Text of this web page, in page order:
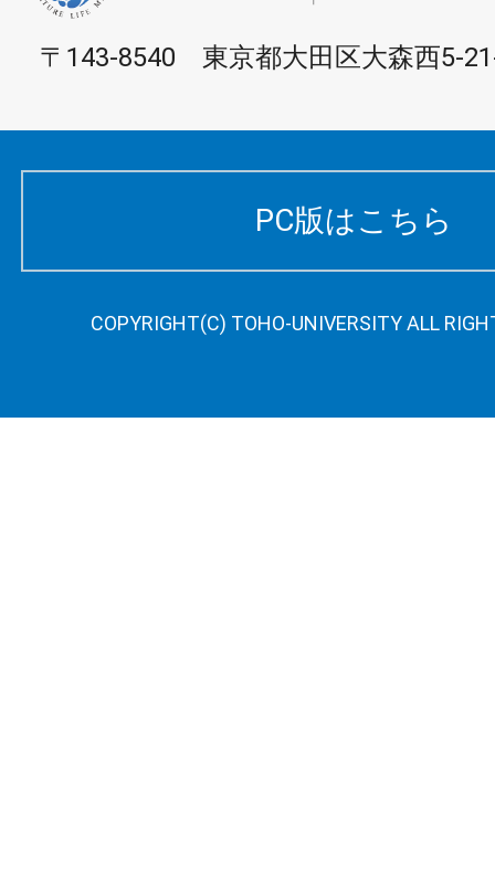
〒143-8540 東京都大田区大森西5-
PC版はこちら
COPYRIGHT(C) TOHO-UNIVERSITY ALL